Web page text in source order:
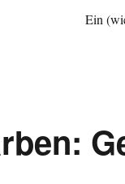
Ein